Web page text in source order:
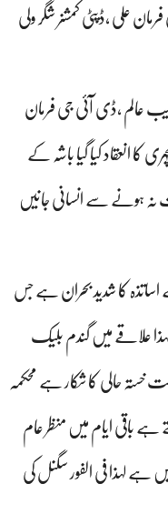
علی ،ڈپٹی کمشنر شگر ولی
عالم ،ڈی آئی جی فرمان
کا انعقاد کیا گیا باشہ کے
نہ ہونے سے انسانی جانیں
اساتذہ کا شدید بحران ہے جس
علاقے میں گندم بلیک
خستہ حالی کا شکار ہے محکمہ
باقی ایام میں منظر عام
ہے لہذا فی الفور سگنل کی